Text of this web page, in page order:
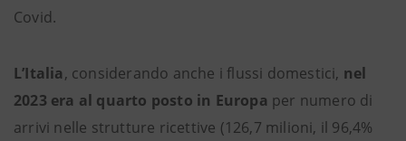
Covid.
L’Italia, considerando anche i flussi domestici, nel
2023 era al quarto posto in Europa per numero di
arrivi nelle strutture ricettive (126,7 milioni, il 96,4%